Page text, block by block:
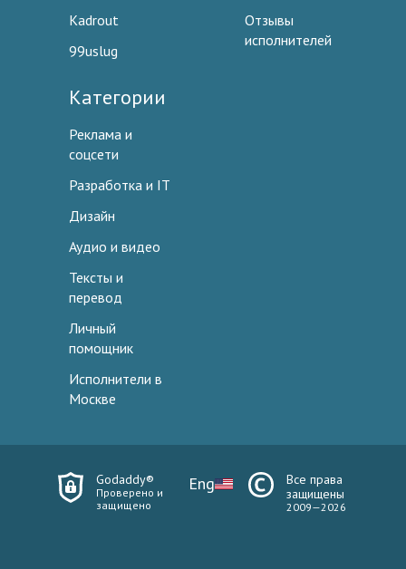
Kadrout
99uslug
Отзывы
исполнителей
Категории
Реклама и
соцсети
Разработка и IT
Дизайн
Аудио и видео
Тексты и
перевод
Личный
помощник
Исполнители в
Москве
Godaddy®
Проверено и
защищено
Eng
Все права
защищены
2009—2026